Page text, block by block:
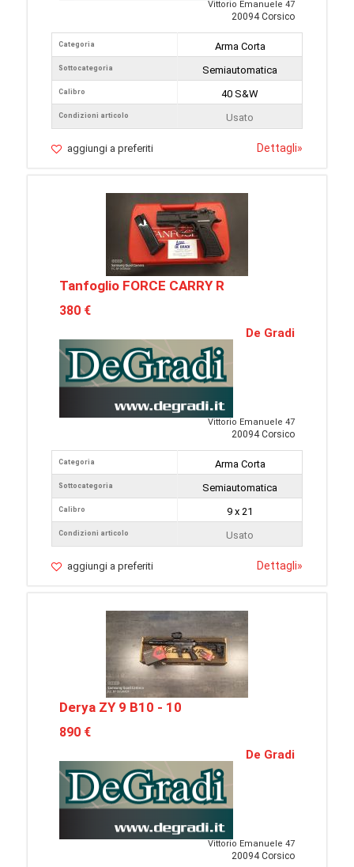
Vittorio Emanuele 47
20094 Corsico
Categoria
Sottocategoria
Calibro
Condizioni articolo
Arma Corta
Semiautomatica
40 S&W
Usato
aggiungi a preferiti Dettagli»
Tanfoglio FORCE CARRY R
380 €
De Gradi
Vittorio Emanuele 47
20094 Corsico
Categoria
Sottocategoria
Calibro
Condizioni articolo
Arma Corta
Semiautomatica
9 x 21
Usato
aggiungi a preferiti Dettagli»
Derya ZY 9 B10 - 10
890 €
De Gradi
Vittorio Emanuele 47
20094 Corsico